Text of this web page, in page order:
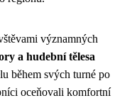
významných
a hudební tělesa
během svých turné po
oceňovali komfortní